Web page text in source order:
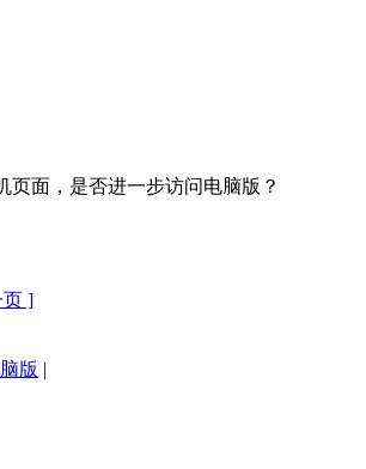
页面，是否进一步访问电脑版？
页 ]
版 |